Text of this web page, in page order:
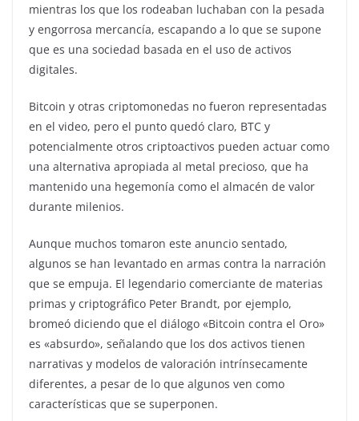
mientras los que los rodeaban luchaban con la pesada
y engorrosa mercancía, escapando a lo que se supone
que es una sociedad basada en el uso de activos
digitales.
Bitcoin y otras criptomonedas no fueron representadas
en el video, pero el punto quedó claro, BTC y
potencialmente otros criptoactivos pueden actuar como
una alternativa apropiada al metal precioso, que ha
mantenido una hegemonía como el almacén de valor
durante milenios.
Aunque muchos tomaron este anuncio sentado,
algunos se han levantado en armas contra la narración
que se empuja. El legendario comerciante de materias
primas y criptográfico Peter Brandt, por ejemplo,
bromeó diciendo que el diálogo «Bitcoin contra el Oro»
es «absurdo», señalando que los dos activos tienen
narrativas y modelos de valoración intrínsecamente
diferentes, a pesar de lo que algunos ven como
características que se superponen.